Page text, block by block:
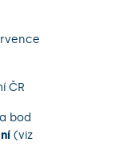
ČR
bod
(viz